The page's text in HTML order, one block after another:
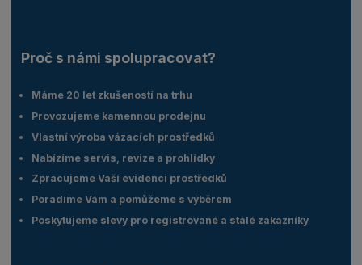
Proč s námi spolupracovat?
Máme 20 let zkušeností na trhu
Provozujeme kamennou prodejnu
Vlastní výroba vázacích prostředků
Nabízíme servis, revize a prohlídky
Zpracujeme Vaší evidenci prostředků
Poradíme Vám a pomůžeme s výběrem
Poskytujeme slevy pro registrované a stálé zákazníky